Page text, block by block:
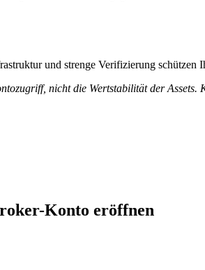
und strenge Verifizierung schützen
nicht die Wertstabilität der
Konto eröffnen